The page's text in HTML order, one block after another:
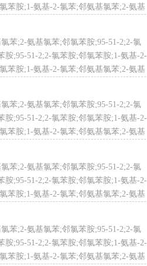
后不饮酒，用温水洗澡。注意检
门培训，严格遵守操作规程。建
毒物渗透工作服，戴橡胶耐油
备。防止蒸气泄漏到工作场所
损坏。配备相应品种和数量的
封。应与氧化剂、酸类、食用
有泄漏应急处理设备和合适的
苯胺;1-氨基-2-氯苯;邻氨基氯苯;2-氨基
苯;2-氨基氯苯;邻氯苯胺;95-51-2;2-氯
;95-51-2;2-氯苯胺;邻氯苯胺;1-氨基-2-
苯胺;1-氨基-2-氯苯;邻氨基氯苯;2-氨基
苯;2-氨基氯苯;邻氯苯胺;95-51-2;2-氯
;95-51-2;2-氯苯胺;邻氯苯胺;1-氨基-2-
苯胺;1-氨基-2-氯苯;邻氨基氯苯;2-氨基
苯;2-氨基氯苯;邻氯苯胺;95-51-2;2-氯
;95-51-2;2-氯苯胺;邻氯苯胺;1-氨基-2-
苯胺;1-氨基-2-氯苯;邻氨基氯苯;2-氨基
苯;2-氨基氯苯;邻氯苯胺;95-51-2;2-氯
;95-51-2;2-氯苯胺;邻氯苯胺;1-氨基-2-
苯胺;1-氨基-2-氯苯;邻氨基氯苯;2-氨基